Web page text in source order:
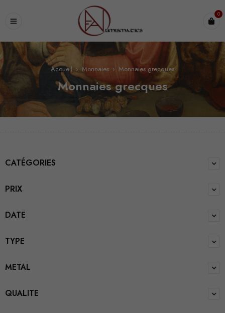
0
Accueil › Monnaies › Monnaies grecques
Monnaies grecques
CATÉGORIES
PRIX
DATE
TYPE
METAL
QUALITE